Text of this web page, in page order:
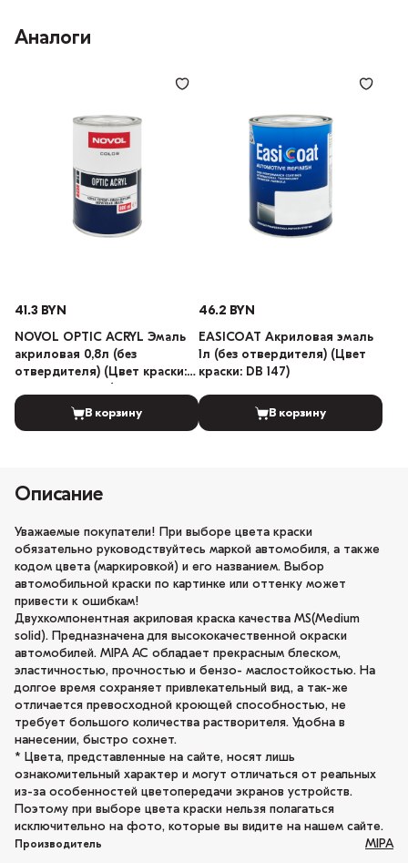
Аналоги
41.3 BYN
NOVOL OPTIC ACRYL Эмаль
акриловая 0,8л (без
отвердителя) (Цвет краски:
В корзину
46.2 BYN
EASICOAT Акриловая эмаль
1л (без отвердителя) (Цвет
краски: DB 147)
В корзину
Описание
Уважаемые покупатели! При выборе цвета краски
обязательно руководствуйтесь маркой автомобиля, а также
кодом цвета (маркировкой) и его названием. Выбор
автомобильной краски по картинке или оттенку может
привести к ошибкам!
Двухкомпонентная акриловая краска качества MS(Medium
solid). Предназначена для высококачественной окраски
автомобилей. MIPA AC обладает прекрасным блеском,
эластичностью, прочностью и бензо- маслостойкостью. На
долгое время сохраняет привлекательный вид, а так-же
отличается превосходной кроющей способностью, не
требует большого количества растворителя. Удобна в
нанесении, быстро сохнет.
* Цвета, представленные на сайте, носят лишь
ознакомительный характер и могут отличаться от реальных
из-за особенностей цветопередачи экранов устройств.
Поэтому при выборе цвета краски нельзя полагаться
исключительно на фото, которые вы видите на нашем сайте.
Производитель MIPA